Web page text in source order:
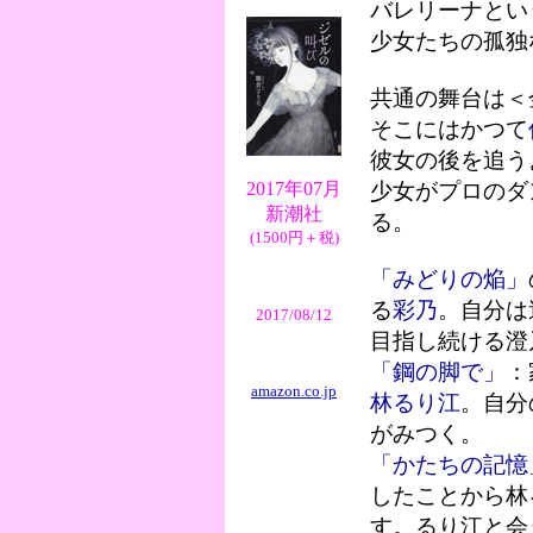
2017年07月
新潮社
(1500円＋税)
2017/08/12
amazon.co.jp
バレリーナと
少女たちの孤
共通の舞台は
そこにはかつて
彼女の後を追
少女がプロの
る。
「みどりの焔」
る彩乃。自分
目指し続ける
「鋼の脚で」
林るり江。自
がみつく。
「かたちの記
したことから
す。るり江と